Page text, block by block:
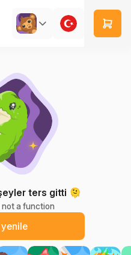
ters gitti 🫠
not a function
yenile